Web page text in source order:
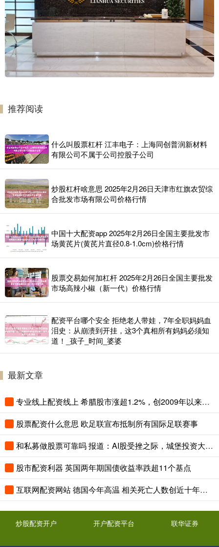
推荐阅读
什么叫股票杠杆 江丰电子：上海同创普润新材料
有限公司不属于公司控股子公司
炒股杠杆啥意思 2025年2月26日天津市红旗农贸综
合批发市场有限公司价格行情
中国十大配资app 2025年2月26日全国主要批发市
场黄芪片(黄芪片直径0.8-1.0cm)价格行情
股票交易如何加杠杆 2025年2月26日全国主要批发
市场高辣小椒（新一代）价格行情
配资平台哪个安全 拒绝老人带娃，7年全职妈妈血
泪史：从崩溃到开挂，这3个真相所有妈妈必须知
道！_孩子_时间_婆婆
最新文章
专业线上配资线上 希腊股市涨超1.2%，创2009年以来收盘新高，意大利银行板块涨1.7%，法国股指涨超0.9%
股票配资什么意思 欧足联宣布抵制所有国际足联赛事
和私募做股票可靠吗 报道：AI股受挫之际，城堡投资大举买入前OpenAI研究员旗下基金持仓
股市配资利器 英国两年期国债收益率跌超11个基点
互联网配资网站 德国今年高温 相关死亡人数创近十年来新高
炒股配资开户 开户配资平台 联华证券